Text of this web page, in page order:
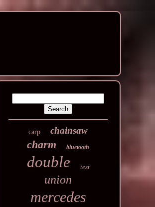
carp chainsaw
charm bluetooth
double test
union
mercedes